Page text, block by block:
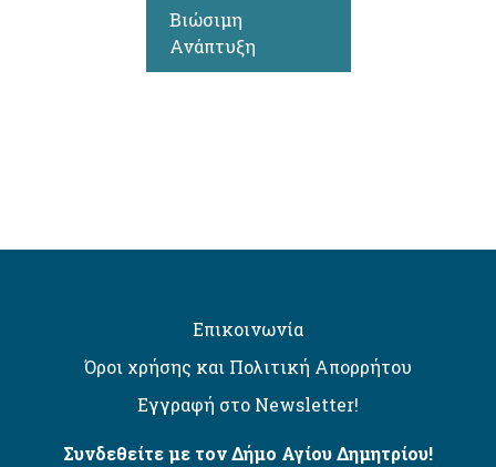
Βιώσιμη
Ανάπτυξη
Επικοινωνία
Όροι χρήσης και Πολιτική Απορρήτου
Εγγραφή στο Newsletter!
Συνδεθείτε με τον Δήμο Αγίου Δημητρίου!